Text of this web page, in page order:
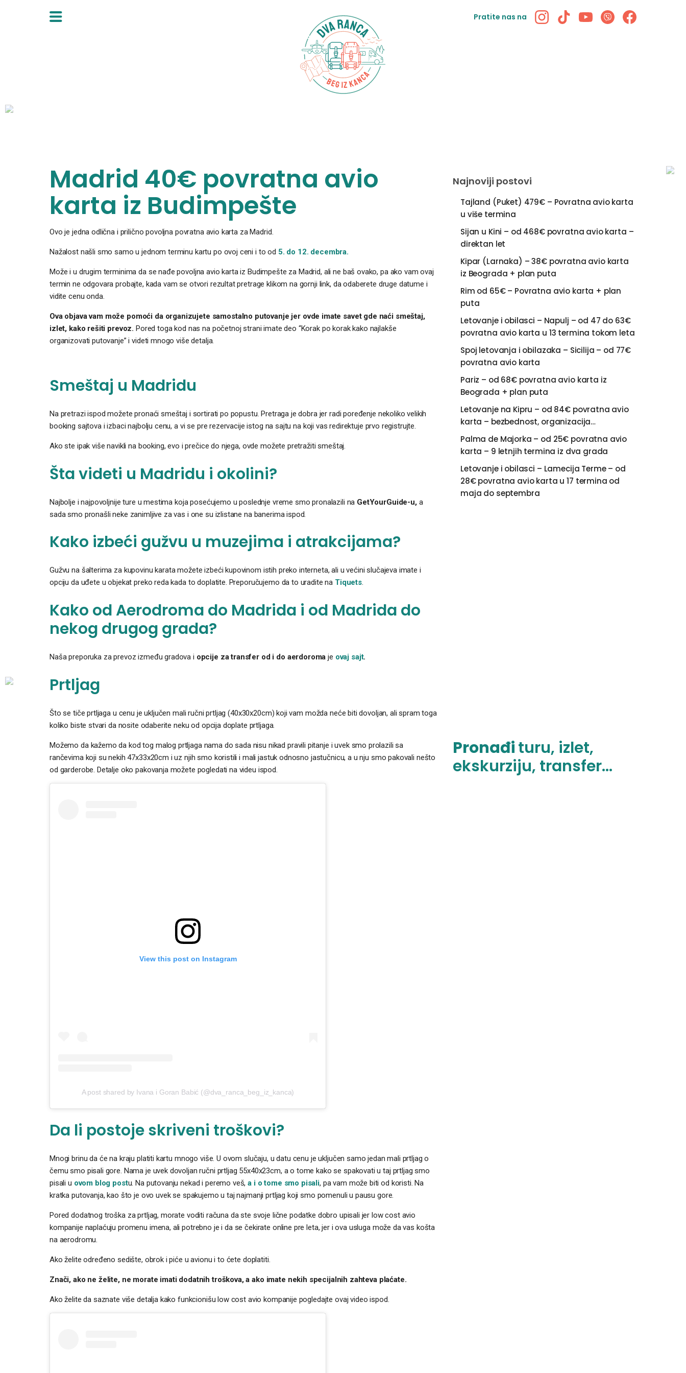
Pratite nas na
Madrid 40€ povratna avio
karta iz Budimpešte
Ovo je jedna odlična i prilično povoljna povratna avio karta za Madrid.
Nažalost našli smo samo u jednom terminu kartu po ovoj ceni i to od 5. do 12. decembra.
Može i u drugim terminima da se nađe povoljna avio karta iz Budimpešte za Madrid, ali ne baš ovako, pa ako vam ovaj
termin ne odgovara probajte, kada vam se otvori rezultat pretrage klikom na gornji link, da odaberete druge datume i
vidite cenu onda.
Ova objava vam može pomoći da organizujete samostalno putovanje jer ovde imate savet gde naći smeštaj,
izlet, kako rešiti prevoz. Pored toga kod nas na početnoj strani imate deo “Korak po korak kako najlakše
organizovati putovanje” i videti mnogo više detalja.
Smeštaj u Madridu
Na pretrazi ispod možete pronaći smeštaj i sortirati po popustu. Pretraga je dobra jer radi poređenje nekoliko velikih
booking sajtova i izbaci najbolju cenu, a vi se pre rezervacije istog na sajtu na koji vas redirektuje prvo registrujte.
Ako ste ipak više navikli na booking, evo i prečice do njega, ovde možete pretražiti smeštaj.
Šta videti u Madridu i okolini?
Najbolje i najpovoljnije ture u mestima koja posećujemo u poslednje vreme smo pronalazili na GetYourGuide-u,a
sada smo pronašli neke zanimljive za vas i one su izlistane na banerima ispod.
Kako izbeći gužvu u muzejima i atrakcijama?
Gužvu na šalterima za kupovinu karata možete izbeći kupovinom istih preko interneta, ali u većini slučajeva imate i
opciju da uđete u objekat preko reda kada to doplatite. Preporučujemo da to uradite na Tiquets.
Kako od Aerodroma do Madrida i od Madrida do
nekog drugog grada?
Naša preporuka za prevoz između gradova i opcije za transfer od i do aerdoroma je ovaj sajt.
Prtljag
Što se tiče prtljaga u cenu je uključen mali ručni prtljag (40x30x20cm) koji vam možda neće biti dovoljan, ali spram toga
koliko biste stvari da nosite odaberite neku od opcija doplate prtljaga.
Možemo da kažemo da kod tog malog prtljaga nama do sada nisu nikad pravili pitanje i uvek smo prolazili sa
rančevima koji su nekih 47x33x20cm i uz njih smo koristili i mali jastuk odnosno jastučnicu, a u nju smo pakovali nešto
od garderobe. Detalje oko pakovanja možete pogledati na videu ispod.
View this post on Instagram
A post shared by Ivana i Goran Babić (@dva_ranca_beg_iz_kanca)
Da li postoje skriveni troškovi?
Mnogi brinu da će na kraju platiti kartu mnogo više. U ovom slučaju, u datu cenu je uključen samo jedan mali prtljag o
čemu smo pisali gore. Nama je uvek dovoljan ručni prtljag 55x40x23cm, a o tome kako se spakovati u taj prtljag smo
pisali u ovom blog postu. Na putovanju nekad i peremo veš,a i o tome smo pisali, pa vam može biti od koristi. Na
kratka putovanja, kao što je ovo uvek se spakujemo u taj najmanji prtljag koji smo pomenuli u pausu gore.
Pored dodatnog troška za prtljag, morate voditi računa da ste svoje lične podatke dobro upisali jer low cost avio
kompanije naplaćuju promenu imena, ali potrebno je i da se čekirate online pre leta, jer i ova usluga može da vas košta
na aerodromu.
Ako želite određeno sedište, obrok i piće u avionu i to ćete doplatiti.
Znači, ako ne želite, ne morate imati dodatnih troškova, a ako imate nekih specijalnih zahteva plaćate.
Ako želite da saznate više detalja kako funkcionišu low cost avio kompanije pogledajte ovaj video ispod.
Najnoviji postovi
Tajland (Puket) 479€ – Povratna avio karta
u više termina
Sijan u Kini – od 468€ povratna avio karta –
direktan let
Kipar (Larnaka) – 38€ povratna avio karta
iz Beograda + plan puta
Rim od 65€ – Povratna avio karta + plan
puta
Letovanje i obilasci – Napulj – od 47 do 63€
povratna avio karta u 13 termina tokom leta
Spoj letovanja i obilazaka – Sicilija – od 77€
povratna avio karta
Pariz – od 68€ povratna avio karta iz
Beograda + plan puta
Letovanje na Kipru – od 84€ povratna avio
karta – bezbednost, organizacija…
Palma de Majorka – od 25€ povratna avio
karta – 9 letnjih termina iz dva grada
Letovanje i obilasci – Lamecija Terme – od
28€ povratna avio karta u 17 termina od
maja do septembra
Pronađituru, izlet,
ekskurziju, transfer...